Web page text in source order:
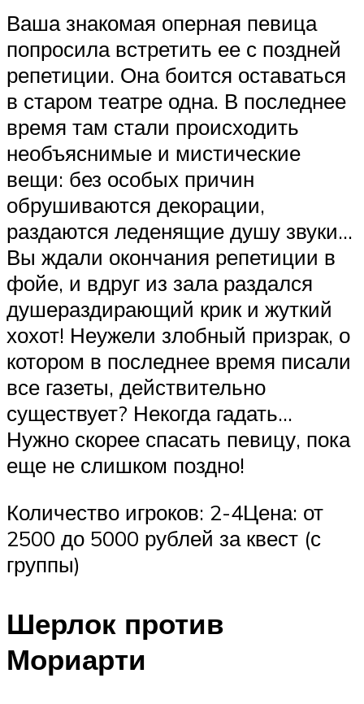
Ваша знакомая оперная певица
попросила встретить ее с поздней
репетиции. Она боится оставаться
в старом театре одна. В последнее
время там стали происходить
необъяснимые и мистические
вещи: без особых причин
обрушиваются декорации,
раздаются леденящие душу звуки…
Вы ждали окончания репетиции в
фойе, и вдруг из зала раздался
душераздирающий крик и жуткий
хохот! Неужели злобный призрак, о
котором в последнее время писали
все газеты, действительно
существует? Некогда гадать…
Нужно скорее спасать певицу, пока
еще не слишком поздно!
Количество игроков: 2-4Цена: от
2500 до 5000 рублей за квест (с
группы)
Шерлок против
Мориарти